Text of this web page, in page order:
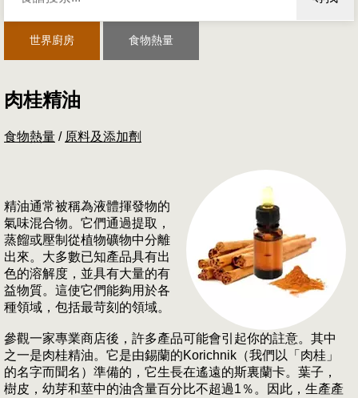
世界廚房 食物熱量
肉桂精油
食物熱量 / 原料及添加劑
精油通常被稱為液體揮發物的
氣味混合物。它們通過提取，
蒸餾或壓制從植物礦物中分離
出來。大多數已知產品具有出
色的溶解度，並具有大量的有
益物質。這使它們能夠用於各
種領域，包括最苛刻的領域。
參觀一家專業商店後，許多產品可能會引起你的註意。其中
之一是肉桂精油。它是由錫蘭的Korichnik（我們以「肉桂」
的名字而聞名）準備的，它生長在遙遠的斯裏蘭卡。葉子，
樹皮，幼芽和莖中的油含量百分比不超過1％。因此，生產產